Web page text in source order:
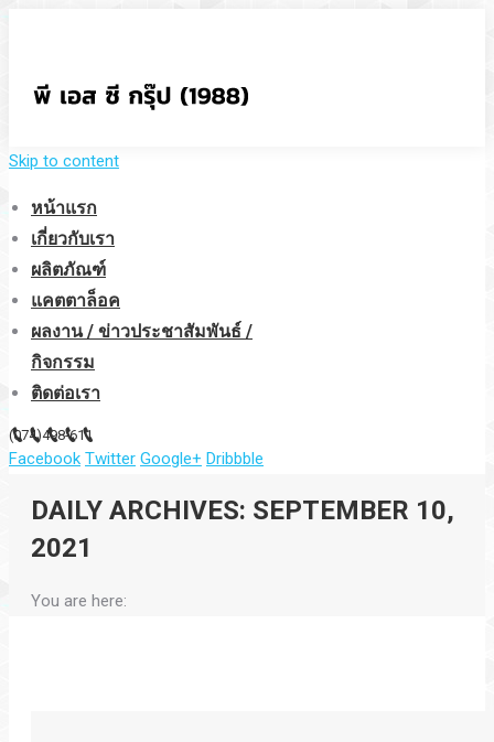
Skip to content
หน้าแรก
เกี่ยวกับเรา
ผลิตภัณฑ์
แคตตาล็อค
ผลงาน / ข่าวประชาสัมพันธ์ /
กิจกรรม
ติดต่อเรา
(074)498-611
Facebook Twitter Google+ Dribbble
DAILY ARCHIVES: SEPTEMBER 10,
2021
You are here: